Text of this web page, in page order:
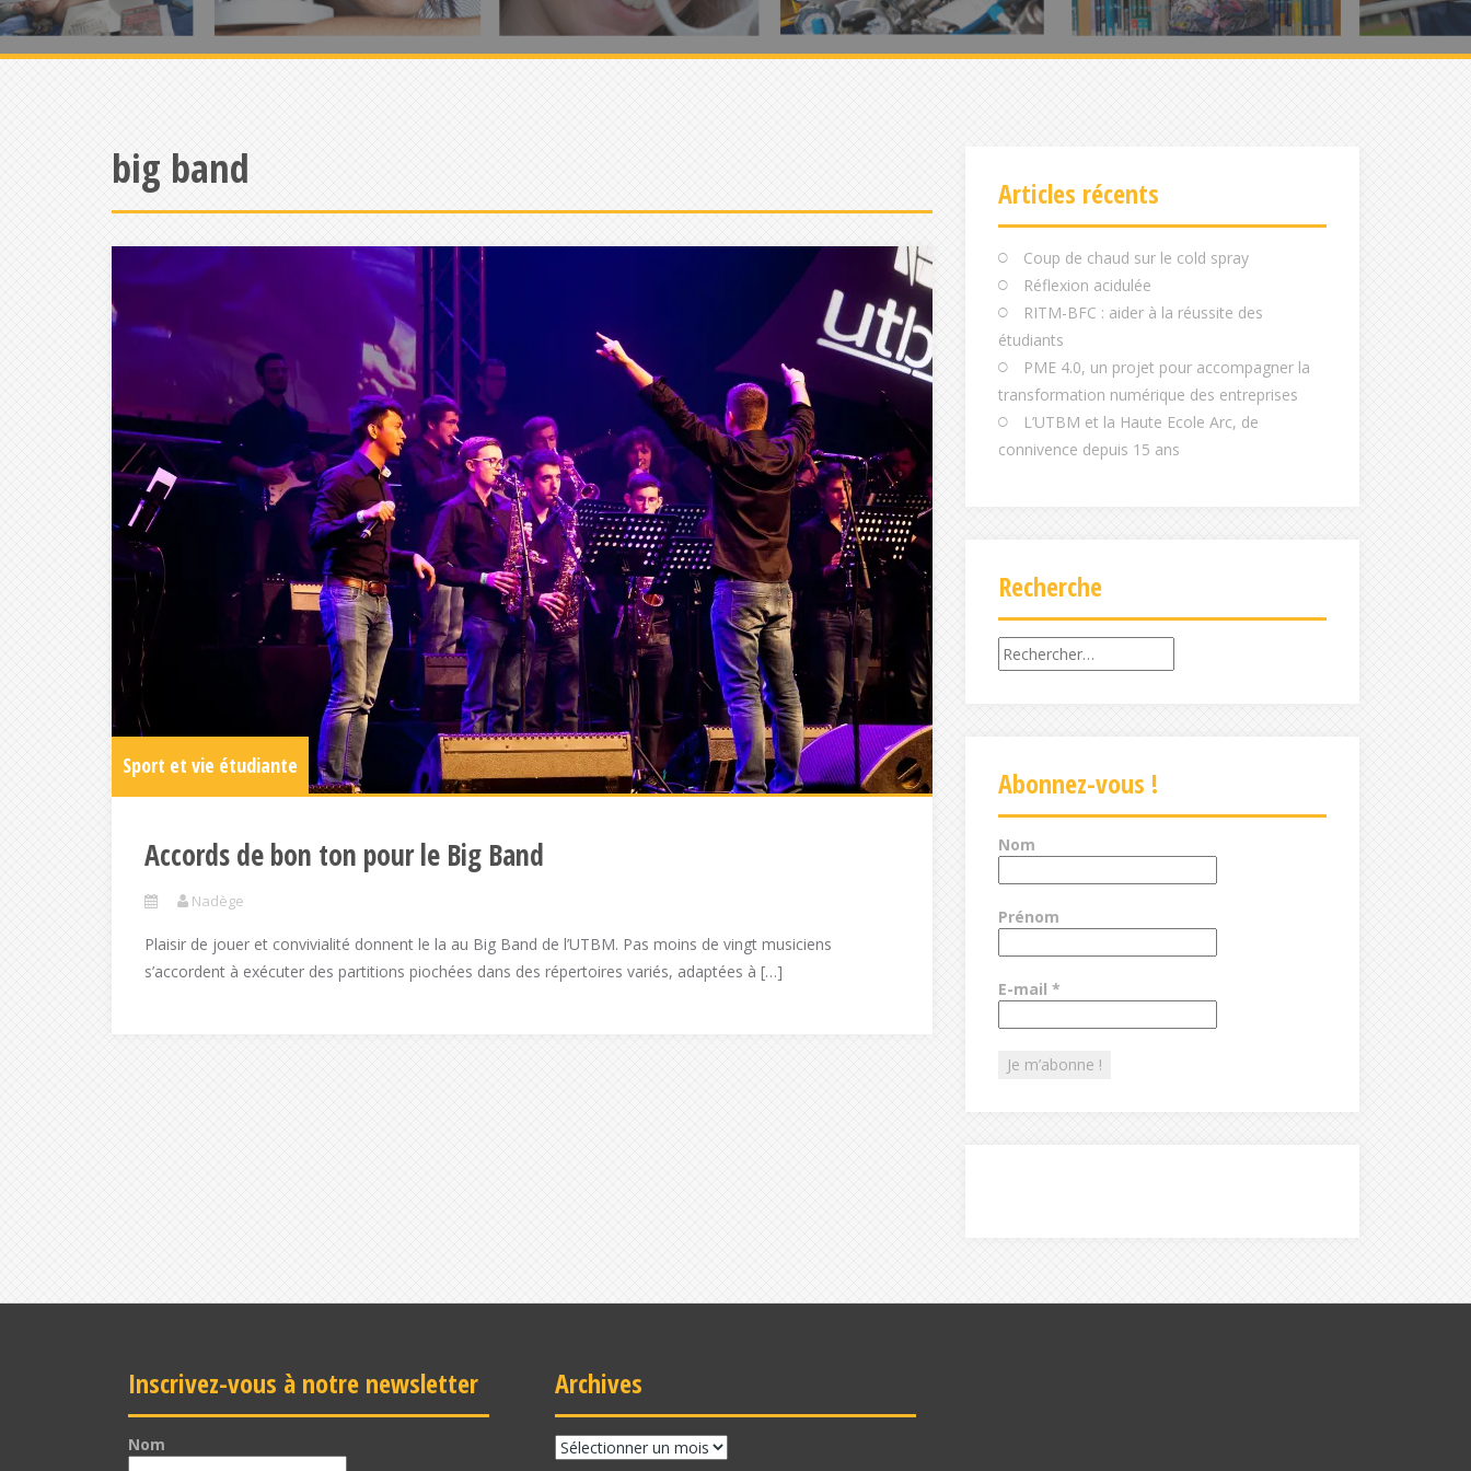
big band
Sport et vie étudiante
Accords de bon ton pour le Big Band
Nadège
Plaisir de jouer et convivialité donnent le la au Big Band de l’UTBM. Pas moins de vingt musiciens
s’accordent à exécuter des partitions piochées dans des répertoires variés, adaptées à […]
Articles récents
Coup de chaud sur le cold spray
Réflexion acidulée
RITM-BFC : aider à la réussite des
étudiants
PME 4.0, un projet pour accompagner la
transformation numérique des entreprises
L’UTBM et la Haute Ecole Arc, de
connivence depuis 15 ans
Recherche
Rechercher :
Abonnez-vous !
Nom
Prénom
E-mail *
Inscrivez-vous à notre newsletter
Nom
Archives
Archives